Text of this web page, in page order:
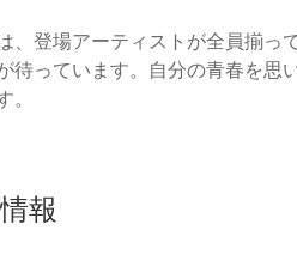
、登場アーティストが全員揃っ
待っています。自分の青春を思
報